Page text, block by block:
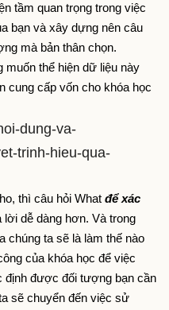
tầm quan trọng trong việc
bạn và xây dựng nên câu
mà bản thân chọn.
muốn thể hiện dữ liệu này
cung cấp vốn cho khóa học
thì câu hỏi What để xác
dễ dàng hơn. Và trong
chúng ta sẽ là làm thế nào
của khóa học để việc
định được đối tượng bạn cần
sẽ chuyển đến việc sử